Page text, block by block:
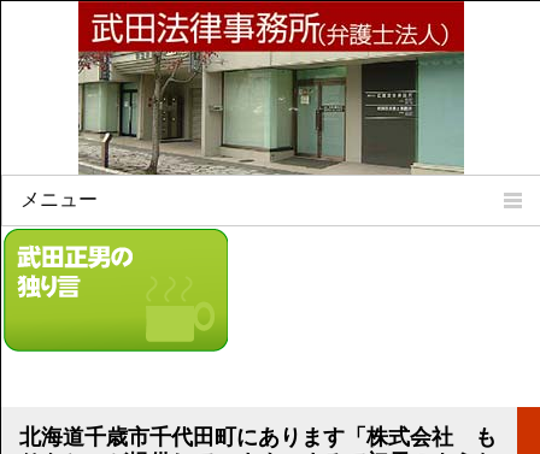
メニュー
Home
所属弁護士
法律相談案内
リンク集
北海道千歳市千代田町にあります「株式会社 も